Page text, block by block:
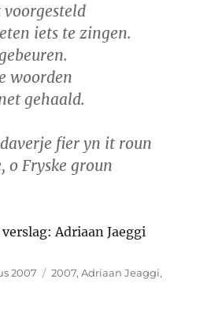
iets te zingen.
woorden
gehaald.
fier yn it roun
o Fryske groun
Adriaan Jaeggi
2007 Tags
2007,Adriaan Jeaggi,